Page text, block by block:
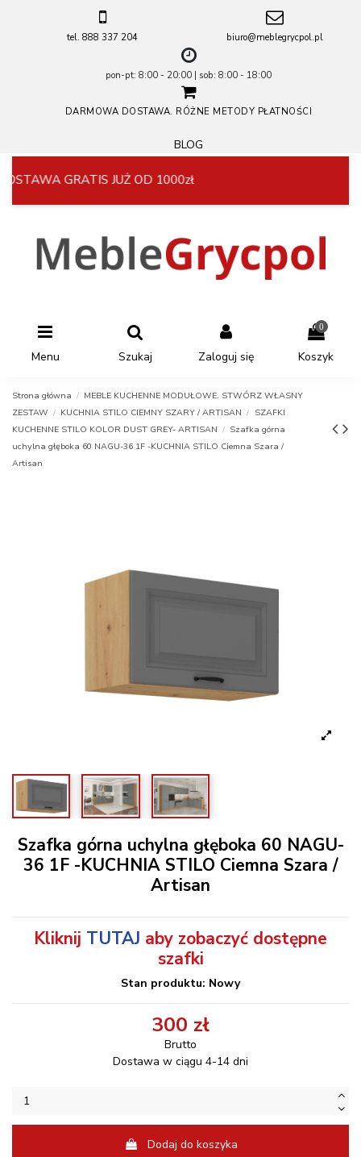
tel. 888 337 204 biuro@meblegrycpol.pl
pon-pt: 8:00 - 20:00 | sob: 8:00 - 18:00
DARMOWA DOSTAWA. RÓŻNE METODY PŁATNOŚCI
BLOG
GRATIS JUŻ OD 1000zł
Menu Szukaj Zaloguj się
0
Koszyk
Strona główna
MEBLE KUCHENNE MODUŁOWE. STWÓRZ WŁASNY
ZESTAW
KUCHNIA STILO CIEMNY SZARY / ARTISAN
SZAFKI
KUCHENNE STILO KOLOR DUST GREY- ARTISAN
Szafka górna
uchylna głęboka 60 NAGU-36 1F -KUCHNIA STILO Ciemna Szara /
Artisan
Szafka górna uchylna głęboka 60 NAGU-
36 1F -KUCHNIA STILO Ciemna Szara /
Artisan
Kliknij TUTAJ aby zobaczyć dostępne
szafki
Stan produktu: Nowy
300 zł
Brutto
Dostawa w ciągu 4-14 dni
Dodaj do koszyka